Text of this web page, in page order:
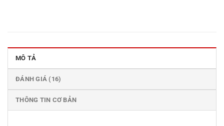
MÔ TẢ
ĐÁNH GIÁ (16)
THÔNG TIN CƠ BẢN